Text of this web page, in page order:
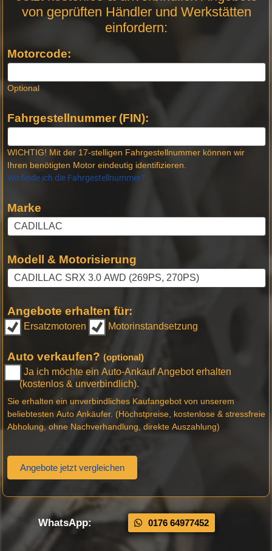
Stellen -
von geprüften Händler und Werkstätten
einfordern:
Motorcode:
Optional
Fahrgestellnummer (FIN):
WICHTIG! Mit der 17-stelligen Fahrgestellnummer können wir
Ihren benötigten Motor eindeutig identifizieren.
Wo finde ich die Fahrgestellnummer?
Marke
Modell & Motorisierung
Angebote erhalten für:
Ersatzmotoren Motorinstandsetzung
Auto verkaufen? (optional)
Ja ich möchte ein Auto-Ankauf Angebot erhalten
(kostenlos & unverbindlich).
Sie erhalten ein unverbindliches Kaufangebot von unserem
beliebtesten Auto Ankäufer. (Höchstpreise, kostenlose & stressfreie
Abholung, ohne Nachverhandlung, direkte Auszahlung)
Angebote jetzt vergleichen
WhatsApp: 0176 64977452